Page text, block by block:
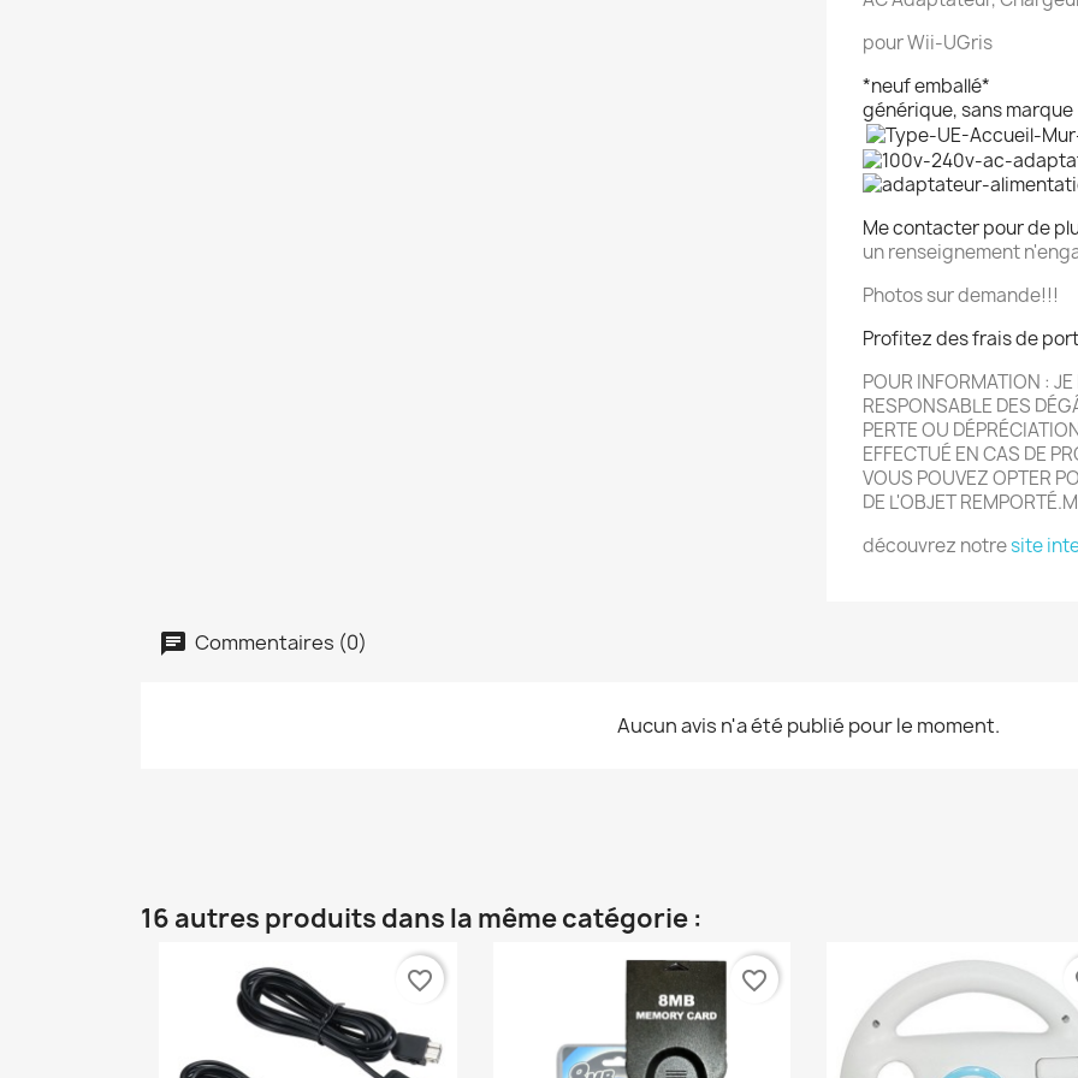
pour Wii-UGris
*neuf emballé*
générique, sans marque
Me contacter pour de
un renseignement
Photos sur demande!!!
Profitez des frais de
POUR INFORMATION :
RESPONSABLE DES
PERTE OU
EFFECTUÉ EN CAS DE
VOUS POUVEZ OPTER
DE L'OBJET REMPORTÉ.
découvrez notresite
Commentaires (0)
Aucun avis n'a été publié pour le moment.
16 autres produits dans la même catégorie :
favorite_border favorite_border